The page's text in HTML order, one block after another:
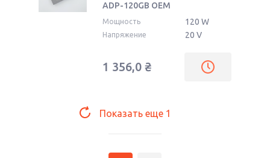
ADP-120GB OEM
Мощность 120 W
Напряжение 20 V
1 356,0 ₴
Показать еще 1